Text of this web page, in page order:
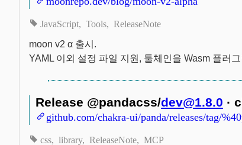
JavaScript Tools ReleaseNote
moon v2 α 출시.
YAML 이외 설정 파일 지원, 툴체인을 Wasm 플러
Release @pandacss/dev@1.8.0 ·
github.com/chakra-ui/panda/releases/tag/
css library ReleaseNote MCP